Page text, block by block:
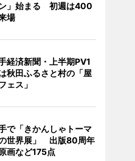
」始まる 初週は400
場
経済新聞・上半期PV1
秋田ふるさと村の「屋
ェス」
で「きかんしゃトーマ
世界展」 出版80周年
画など175点